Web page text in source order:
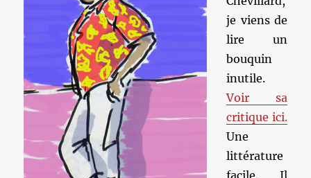
je viens de
lire un
bouquin
inutile.
Voir sa
critique ici.
Une
littérature
facile. Il